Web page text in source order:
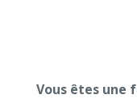
Vous êtes une